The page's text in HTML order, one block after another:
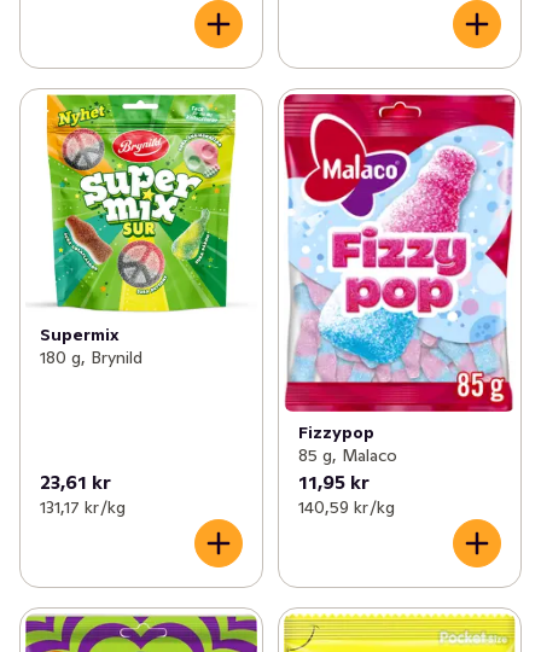
Supermix
180 g, Brynild
23,61 kr
131,17 kr /kg
Fizzypop
85 g, Malaco
11,95 kr
140,59 kr /kg